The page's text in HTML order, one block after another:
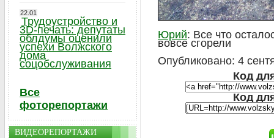
Юрий: Все что
вовсе сгорели
Опубликовано: 4
Код
Код
22.01
Трудоустройство и
3D-печать: депутаты
облдумы оценили
успехи Волжского
дома
соцобслуживания
Все
фоторепортажи
ВИДЕОРЕПОРТАЖИ